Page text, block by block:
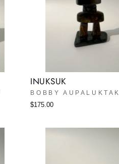
INUKSUK
BOBBY AUPALUKTAK
$175.00